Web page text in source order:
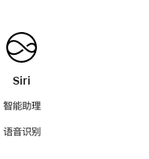
Siri
智能助理
语音识别